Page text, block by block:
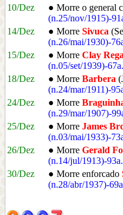
10/Dez
● Morre o general
(n.25/nov/1915)-
14/Dez
● Morre Sivuca
(n.26/mai/1930)-
15/Dez
● Morre Clay
(n.05/set/1939)-67a.
18/Dez
● Morre Barbera
(n.24/mar/1911)-
24/Dez
● Morre
(n.29/mar/1907)-
25/Dez
● Morre James
(n.03/mai/1933)-
26/Dez
● Morre Gerald
(n.14/jul/1913)-93a.
30/Dez
● Morre enforcado
(n.28/abr/1937)-